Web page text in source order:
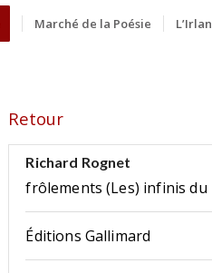
Marché de la Poésie
Retour
Richard Rognet
frôlements (Les) infinis du
Éditions Gallimard